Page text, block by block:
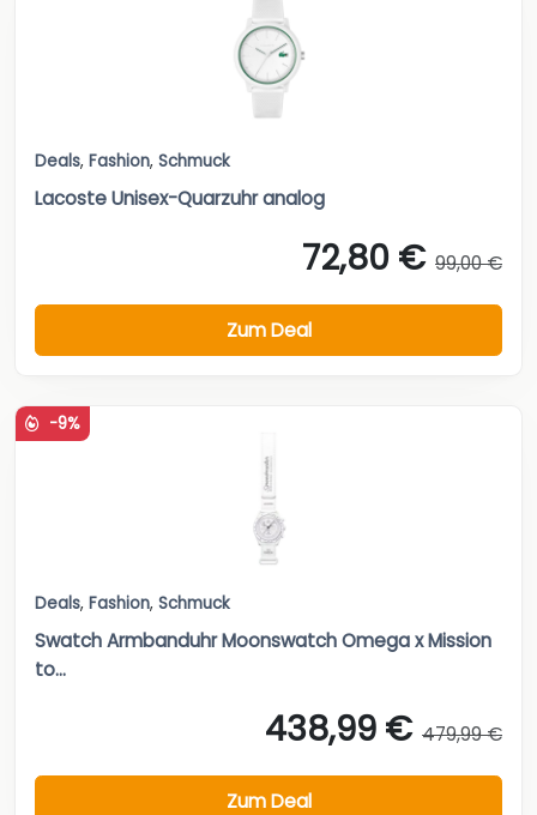
Deals, Fashion, Schmuck
Lacoste Unisex-Quarzuhr analog
72,80 € 99,00 €
Zum Deal
-9%
Deals, Fashion, Schmuck
Swatch Armbanduhr Moonswatch Omega x Mission
to...
438,99 € 479,99 €
Zum Deal